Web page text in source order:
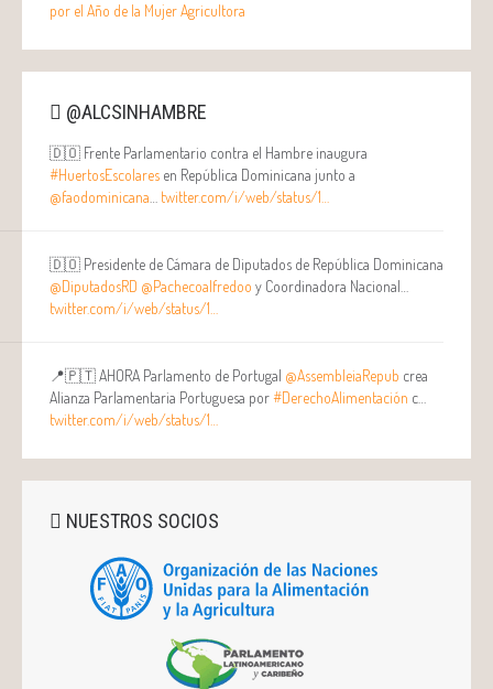
por el Año de la Mujer Agricultora
@ALCSINHAMBRE
🇩🇴 Frente Parlamentario contra el Hambre inaugura
#HuertosEscolares en República Dominicana junto a
@faodominicana
twitter.com/i/web/status/1…
🇩🇴 Presidente de Cámara de Diputados de República Dominicana
@DiputadosRD @Pachecoalfredoo y Coordinadora Nacional…
twitter.com/i/web/status/1…
📍🇵🇹 AHORA Parlamento de Portugal @AssembleiaRepub crea
Alianza Parlamentaria Portuguesa por#DerechoAlimentación c…
twitter.com/i/web/status/1…
NUESTROS SOCIOS